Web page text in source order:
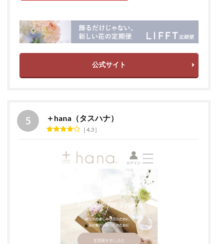
公式サイト
＋hana（タスハナ）
4.3